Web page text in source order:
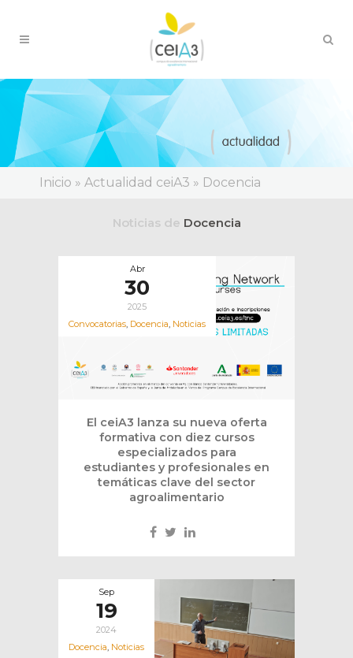
Inicio » Actualidad ceiA3 » Docencia
Noticias de Docencia
Abr
30
2025
Convocatorias, Docencia, Noticias
El ceiA3 lanza su nueva oferta
formativa con diez cursos
especializados para
estudiantes y profesionales en
temáticas clave del sector
agroalimentario
Sep
19
2024
Docencia, Noticias